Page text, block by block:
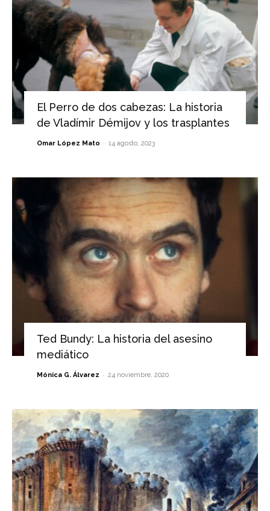
El Perro de dos cabezas: La historia
de Vladímir Démijov y los trasplantes
Omar López Mato - 14 agosto, 2023
Ted Bundy: La historia del asesino
mediático
Mónica G. Álvarez - 24 noviembre, 2020